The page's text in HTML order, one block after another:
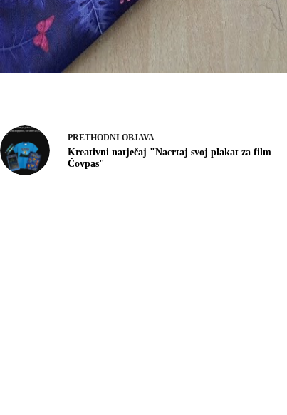
PRETHODNI OBJAVA
Kreativni natječaj "Nacrtaj svoj plakat za film
Čovpas"